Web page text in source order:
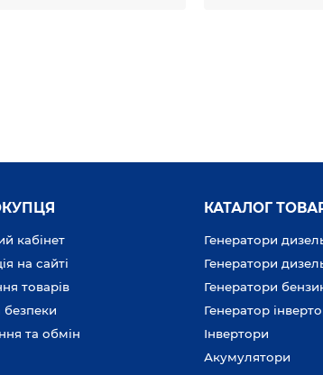
кабінет
на сайті
товарів
безпеки
та обмін
КАТАЛОГ
Генератори
Генератори
Генератори
Генератор
Інвертори
Акумулятори